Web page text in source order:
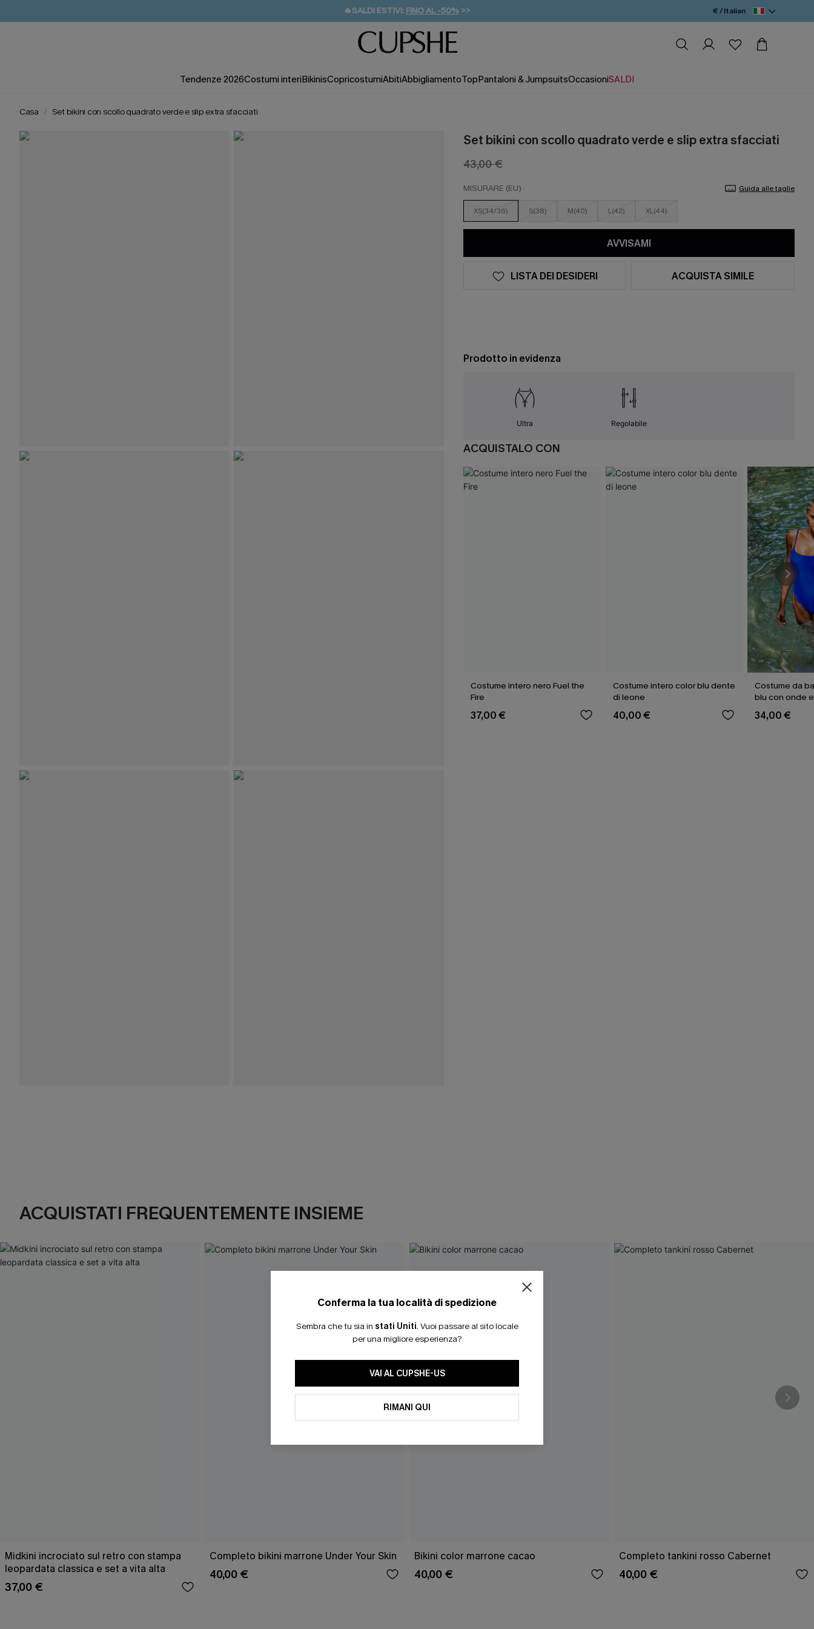
🔥SALDI ESTIVI: FINO AL -50% >>
🚚SPEDIZIONE GRATUITA DA 49€
💌REGALO PER I NUOVI: 20% DI SCONTO*
€ / Italian
Tendenze 2026Costumi interiBikinisCopricostumiAbitiAbbigliamentoTopPantaloni & JumpsuitsOccasioniSALDI
Casa Set bikini con scollo quadrato verde e slip extra sfacciati
Set bikini con scollo quadrato verde e slip extra sfacciati
43,00 €
MISURARE (EU) Guida alle taglie
XS(34/36) S(38) M(40) L(42) XL(44)
AVVISAMI
LISTA DEI DESIDERI ACQUISTA SIMILE
Prodotto in evidenza
Ultra Regolabile
ACQUISTALO CON
Costume intero nero Fuel the
Fire
37,00 €
Costume intero color blu dente
di leone
40,00 €
Costume da
blu con onde
34,00 €
ACQUISTATI FREQUENTEMENTE INSIEME
Midkini incrociato sul retro con stampa
leopardata classica e set a vita alta
37,00 €
Completo bikini marrone Under Your Skin
40,00 €
Bikini color marrone cacao
40,00 €
Completo tankini rosso Cabernet
40,00 €
Conferma la tua località di spedizione
Sembra che tu sia in stati Uniti. Vuoi passare al sito locale
per una migliore esperienza?
VAI AL CUPSHE-US
RIMANI QUI